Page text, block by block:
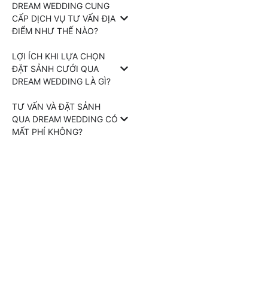
DREAM WEDDING CUNG
CẤP DỊCH VỤ TƯ VẤN ĐỊA
ĐIỂM NHƯ THẾ NÀO?
LỢI ÍCH KHI LỰA CHỌN
ĐẶT SẢNH CƯỚI QUA
DREAM WEDDING LÀ GÌ?
TƯ VẤN VÀ ĐẶT SẢNH
QUA DREAM WEDDING CÓ
MẤT PHÍ KHÔNG?